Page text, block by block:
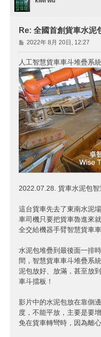
Re: 全國首創貨車水泥
文
章
2022年 8月 20日, 12:27
人工智慧貨車車斗堆疊系統
2022.07.28. 貨車水泥包智
這台貨車先去了東南水泥
車司機只要把貨車魯進來
全交給機器手臂智慧貨車
水泥包堆疊到最後面一排
間，智慧貨車車斗堆疊系
泥包放好、放滿，甚至放
車斗擋板！
影片中的水泥包放在靠側
度，不能平放，主要是要
免在貨車轉彎時，因為離